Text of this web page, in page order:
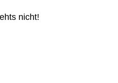
nicht!